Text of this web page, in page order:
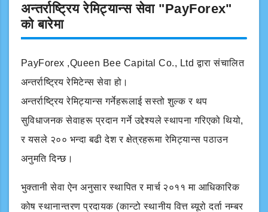
अन्तर्राष्ट्रिय रेमिट्यान्स सेवा "PayForex"
को बारेमा
PayForex ,Queen Bee Capital Co., Ltd द्वारा संचालित
अन्तर्राष्ट्रिय रेमिटेन्स सेवा हो।
अन्तर्राष्ट्रिय रेमिट्यान्स गर्नेहरूलाई सस्तो शुल्क र थप
सुविधाजनक सेवाहरू प्रदान गर्ने उद्देश्यले स्थापना गरिएको थियो,
र यसले २०० भन्दा बढी देश र क्षेत्रहरूमा रेमिट्यान्स पठाउन
अनुमति दिन्छ।
भुक्तानी सेवा ऐन अनुसार स्थापित र मार्च २०११ मा आधिकारिक
कोष स्थानान्तरण प्रदायक (कान्टो स्थानीय वित्त ब्यूरो दर्ता नम्बर